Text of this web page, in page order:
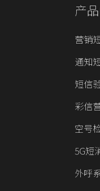
产
营销
通知
短信
彩信
空号
5G短
外呼